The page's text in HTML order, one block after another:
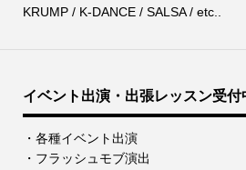
KRUMP / K-DANCE / SALSA / etc..
イベント出演・出張レッスン受付
・各種イベント出演
・フラッシュモブ演出